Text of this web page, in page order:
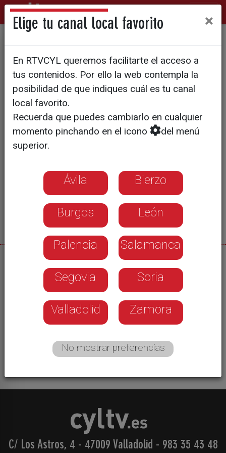
Fomento del comercio de
proximidad
25/05/2026
La asociación de comerciantes El Centro Mola
organizó este pasado fin de semana un nuevo
“sábado mágico”. Actividades de todo tipo en
varias calles del centro, sorteos y vales
proximidad.
C/ Los Astros, 4 - 47009 Valladolid - 983 35 43 48
Elige tu canal local favorito ×
En RTVCYL queremos facilitarte el acceso a
tus contenidos. Por ello la web contempla la
posibilidad de que indiques cuál es tu canal
local favorito.
Recuerda que puedes cambiarlo en cualquier
momento pinchando en el icono
del menú
superior.
Ávila Bierzo
Burgos León
Palencia Salamanca
Segovia Soria
Valladolid Zamora
No mostrar preferencias